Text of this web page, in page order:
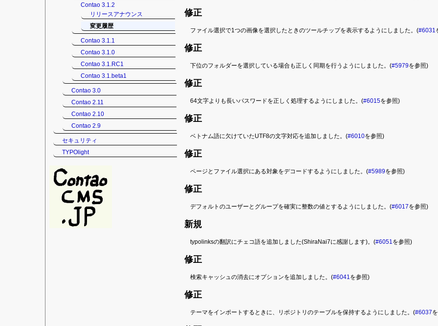
修正
ファイル選択で1つの画像を選択したときのツールチップを表示するようにしました。(#6031
修正
下位のフォルダーを選択している場合も正しく同期を行うようにしました。(#5979を参照)
修正
64文字よりも長いパスワードを正しく処理するようにしました。(#6015を参照)
修正
ベトナム語に欠けていたUTF8の文字対応を追加しました。(#6010を参照)
修正
ページとファイル選択にある対象をデコードするようにしました。(#5989を参照)
修正
デフォルトのユーザーとグループを確実に整数の値とするようにしました。(#6017を参照)
新規
typolinksの翻訳にチェコ語を追加しました(ShiraNai7に感謝します)。(#6051を参照)
修正
検索キャッシュの消去にオプションを追加しました。(#6041を参照)
修正
テーマをインポートするときに、リポジトリのテーブルを保持するようにしました。(#6037
Contao 3.1.2
リリースアナウンス
変更履歴
Contao 3.1.1
Contao 3.1.0
Contao 3.1.RC1
Contao 3.1.beta1
Contao 3.0
Contao 2.11
Contao 2.10
Contao 2.9
セキュリティ
TYPOlight